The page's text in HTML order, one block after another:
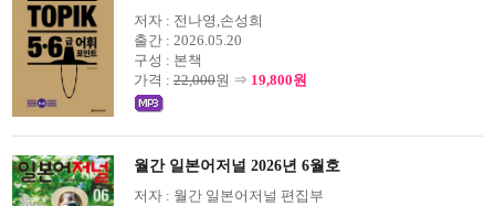
저자 : 전나영,손성희
출간 : 2026.05.20
구성 : 본책
가격 : 22,000원 ⇒ 19,800원
월간 일본어저널 2026년 6월호
저자 : 월간 일본어저널 편집부